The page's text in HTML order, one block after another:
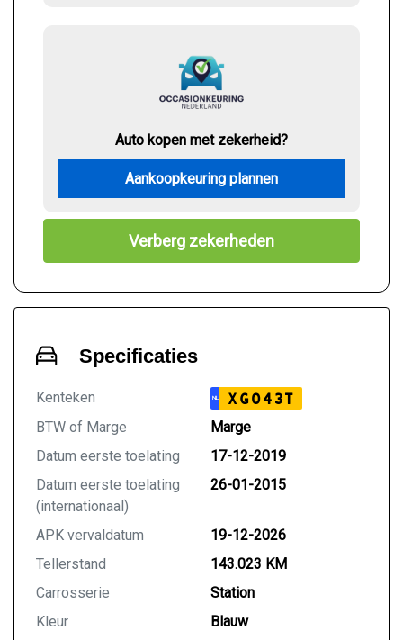
Auto kopen met zekerheid?
Aankoopkeuring plannen
Verberg zekerheden
Specificaties
Kenteken NL XG043T
BTW of Marge
Marge
Datum eerste toelating
17-12-2019
Datum eerste toelating
(internationaal)
26-01-2015
APK vervaldatum
19-12-2026
Tellerstand
143.023 KM
Carrosserie
Station
Kleur
Blauw